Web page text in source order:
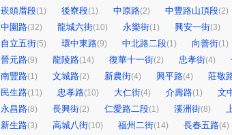
崁頭厝段(1) 後寮段(1) 中原路(2) 中豐路山頂段(2)
中園路(32) 龍城六街(10) 永樂街(1) 興安一街(3)
自立五街(5) 環中東路(9) 中北路二段(1) 向善街(1)
晉元路(9) 龍陵路(14) 復華十一街(2) 忠孝街(4)
南豐路(1) 文城路(2) 新農街(4) 興平路(4) 莊敬
民生路(11) 忠孝路(10) 大仁街(4) 介壽路(1) 文
永昌路(8) 長興街(2) 仁愛路二段(1) 溪洲街(8)
新生路(3) 高城八街(10) 福州二街(14) 長春五路(4)